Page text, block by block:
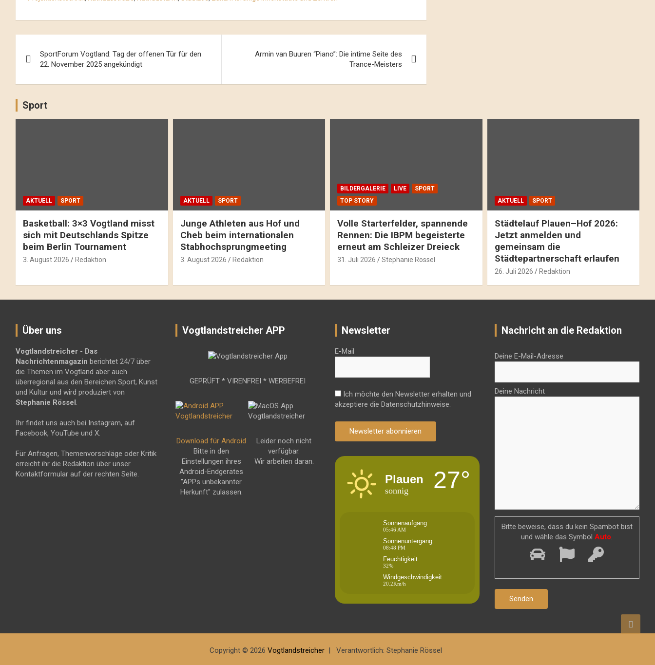
Navigation
SportForum Vogtland: Tag der offenen Tür für den
22. November 2025 angekündigt
Armin van Buuren “Piano”: Die intime Seite des
Trance-Meisters
Sport
AKTUELL SPORT
Basketball: 3×3 Vogtland misst
sich mit Deutschlands Spitze
beim Berlin Tournament
3. August 2026 Redaktion
AKTUELL SPORT
Junge Athleten aus Hof und
Cheb beim internationalen
Stabhochsprungmeeting
3. August 2026 Redaktion
BILDERGALERIE LIVE
SPORT
TOP STORY
Volle Starterfelder, spannende
Rennen: Die IBPM begeisterte
erneut am Schleizer Dreieck
31. Juli 2026 Stephanie Rössel
AKTUELL SPORT
Städtelauf Plauen–Hof 2026:
Jetzt anmelden und
gemeinsam die
Städtepartnerschaft erlaufen
26. Juli 2026 Redaktion
Über uns
Vogtlandstreicher - Das
Nachrichtenmagazin berichtet 24/7 über
die Themen im Vogtland aber auch
überregional aus den Bereichen Sport, Kunst
und Kultur und wird produziert von
Stephanie Rössel
Ihr findet uns auch bei Instagram, auf
Facebook, YouTube und X.
Für Anfragen, Themenvorschläge oder Kritik
erreicht ihr die Redaktion über unser
Kontaktformular auf der rechten Seite.
Vogtlandstreicher APP
GEPRÜFT * VIRENFREI * WERBEFREI
Download für Android
Bitte in den
Einstellungen ihres
Android-Endgerätes
"APPs unbekannter
Herkunft" zulassen.
Leider noch nicht
verfügbar.
Wir arbeiten daran.
Newsletter
E-Mail
Ich möchte den Newsletter erhalten und
akzeptiere die Datenschutzhinweise.
Newsletter abonnieren
Plauen
sonnig 27°
Sonnenaufgang
05:46 AM
Sonnenuntergang
08:48 PM
Feuchtigkeit
32%
Windgeschwindigkeit
20.2Km/h
Nachricht an die Redaktion
Deine E-Mail-Adresse
Deine Nachricht
Bitte beweise, dass du kein Spambot bist
und wähle das Symbol Auto
Copyright © 2026 Vogtlandstreicher Verantwortlich: Stephanie Rössel